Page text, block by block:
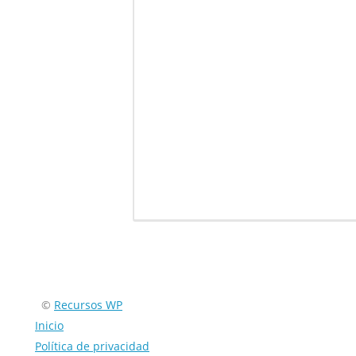
Encuéntranos en:
© Recursos WP
Inicio
Política de privacidad